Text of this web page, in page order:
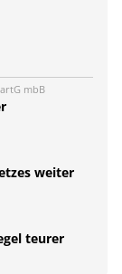
mbB
weiter
teurer